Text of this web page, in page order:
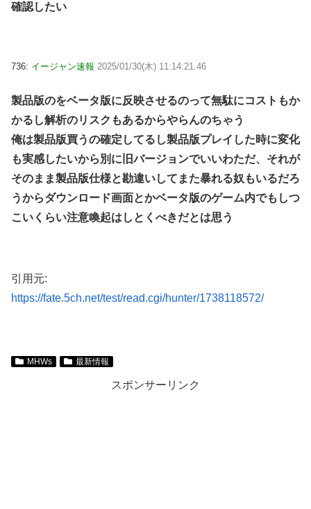
確認したい
736: イージャン速報 2025/01/30(木) 11:14:21.46
製品版のをベータ版に反映させるのって無駄にコストもか
かるし解析のリスクもあるからやらんのちゃう
俺は製品版買うの確定してるし製品版プレイした時に変化
も実感したいから別に旧バージョンでいいわただ、それが
そのまま製品版仕様と勘違いしてまた暴れる奴もいるだろ
うからダウンロード画面とかベータ版のゲーム内でもしつ
こいくらい注意喚起はしとくべきだとは思う
引用元:
https://fate.5ch.net/test/read.cgi/hunter/1738118572/
MHWs 最新情報
スポンサーリンク